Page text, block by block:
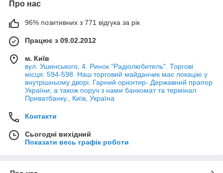
Про нас
96% позитивних з 771 відгука за рік
Працює з 09.02.2012
м. Київ
вул. Ушинського, 4. Ринок "Радіолюбитель". Торгові
місця: 594-598. Наш торговий майданчик має локацію у
внутрішньому дворі. Гарний орієнтир- Державний прапор
України, а також поруч з нами банкомат та термінал
Приватбанку., Київ, Україна
Контакти
Сьогодні вихідний
Показати весь графік роботи